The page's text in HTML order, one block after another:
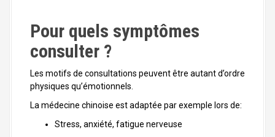
Pour quels symptômes
consulter ?
Les motifs de consultations peuvent être autant d’ordre
physiques qu’émotionnels.
La médecine chinoise est adaptée par exemple lors de:
Stress, anxiété, fatigue nerveuse